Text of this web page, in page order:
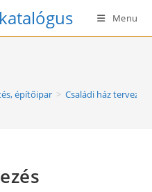
Menu
építőipar > Családi ház tervezés